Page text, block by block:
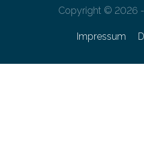
Copyright © 2026
Impressum